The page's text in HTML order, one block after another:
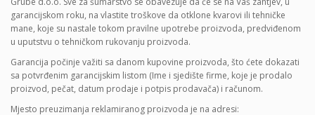
garancijskom roku, na vlastite troškove da otklone kvarovi ili tehničke
mane, koje su nastale tokom pravilne upotrebe proizvoda, predviđenom
u uputstvu o tehničkom rukovanju proizvoda.
Garancija počinje važiti sa danom kupovine proizvoda, što ćete dokazati
sa potvrđenim garancijskim listom (Ime i sjedište firme, koje je prodalo
proizvod, pečat, datum prodaje i potpis prodavača) i računom.
Mjesto preuzimanja reklamiranog proizvoda je na adresi: